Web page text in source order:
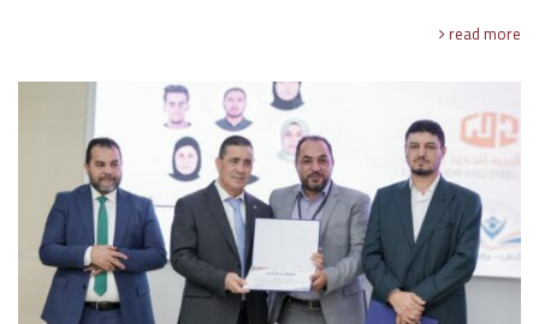
read more